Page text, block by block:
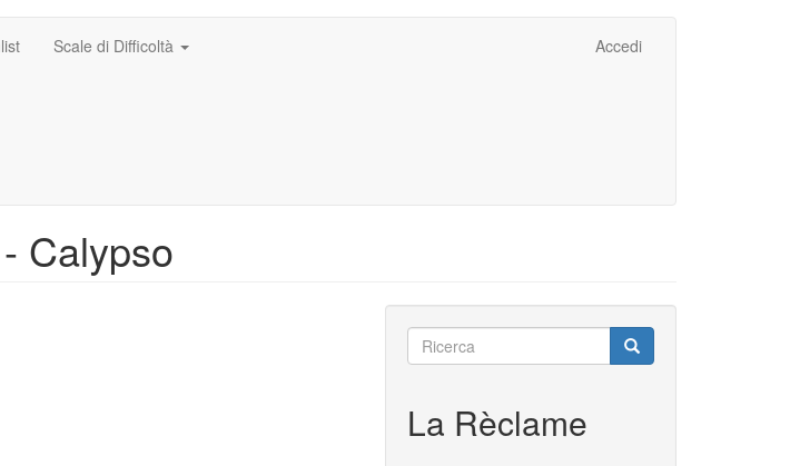
Scale di Difficoltà Accedi
Calypso
Ricerca
Ricerca Ricerca
La Rèclame